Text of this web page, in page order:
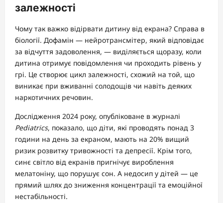
залежності
Чому так важко відірвати дитину від екрана? Справа в
біології. Дофамін — нейротрансмітер, який відповідає
за відчуття задоволення, — виділяється щоразу, коли
дитина отримує повідомлення чи проходить рівень у
грі. Це створює цикл залежності, схожий на той, що
виникає при вживанні солодощів чи навіть деяких
наркотичних речовин.
Дослідження 2024 року, опубліковане в журналі
Pediatrics, показало, що діти, які проводять понад 3
години на день за екраном, мають на 20% вищий
ризик розвитку тривожності та депресії. Крім того,
синє світло від екранів пригнічує вироблення
мелатоніну, що порушує сон. А недосип у дітей — це
прямий шлях до зниження концентрації та емоційної
нестабільності.